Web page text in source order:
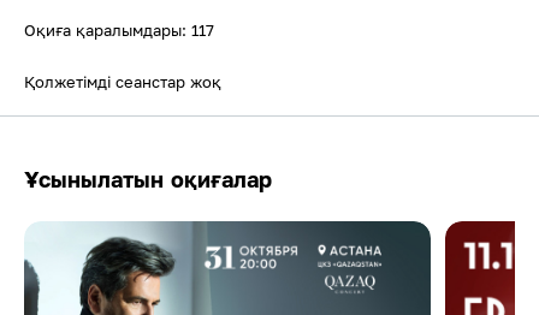
Оқиға қаралымдары: 117
Қолжетімді сеанстар жоқ
Ұсынылатын оқиғалар